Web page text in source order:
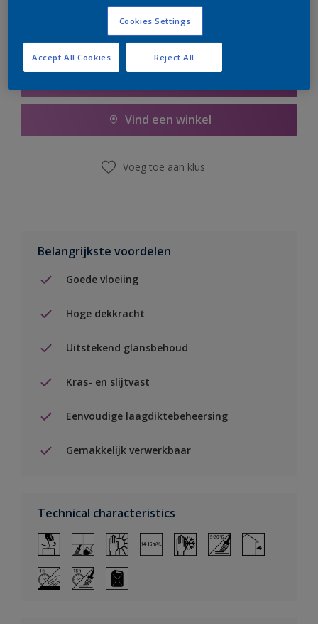
Vind een winkel
Voeg toe aan klus
Belangrijkste voordelen
Goede vloeiing
Hoge dekkracht
Uitstekend glansbehoud
Kras- en slijtvast
Eenvoudige laagdiktebeheersing
Gemakkelijk verwerkbaar
Technical characteristics
Cookies Settings
Reject All
Accept All Cookies